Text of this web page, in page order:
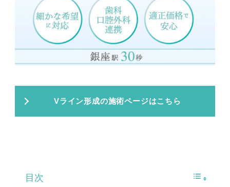
Vライン形成の施術ページはこちら
目次